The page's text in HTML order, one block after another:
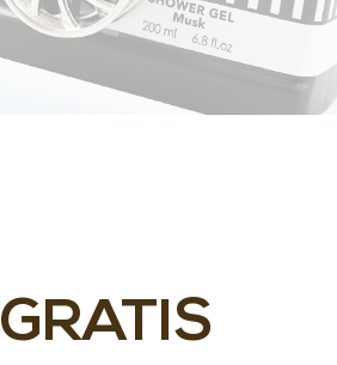
GRATIS